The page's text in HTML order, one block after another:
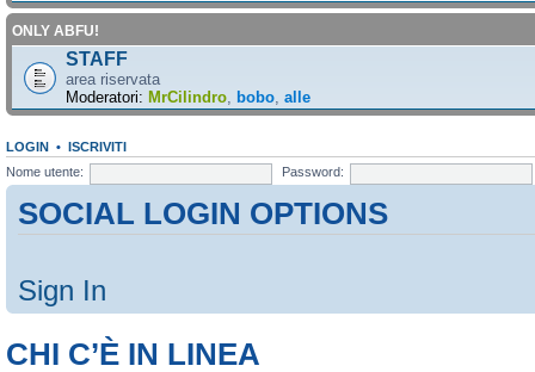
ONLY ABFU!
STAFF
area riservata
Moderatori: MrCilindro bobo alle
LOGIN • ISCRIVITI
Nome utente:
Password:
SOCIAL LOGIN OPTIONS
Sign In
CHI C’È IN LINEA